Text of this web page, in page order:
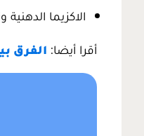
الاكزيما
أقرا أيضا: الفرق